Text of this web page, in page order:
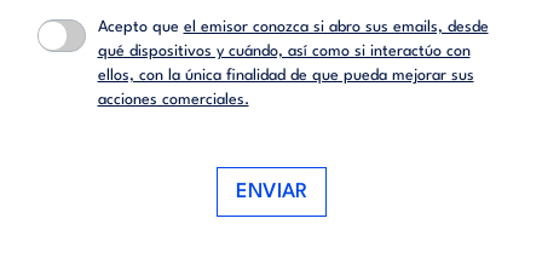
Acepto que el emisor conozca si abro sus emails, desde
qué dispositivos y cuándo, así como si interactúo con
ellos, con la única finalidad de que pueda mejorar sus
acciones comerciales.
ENVIAR